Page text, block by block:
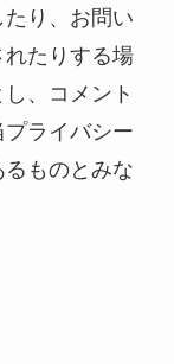
り、お問い
たりする場
、コメント
ライバシー
ものとみな